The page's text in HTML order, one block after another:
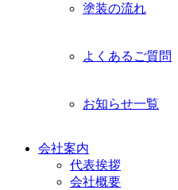
塗装の流れ
よくあるご質問
お知らせ一覧
会社案内
代表挨拶
会社概要